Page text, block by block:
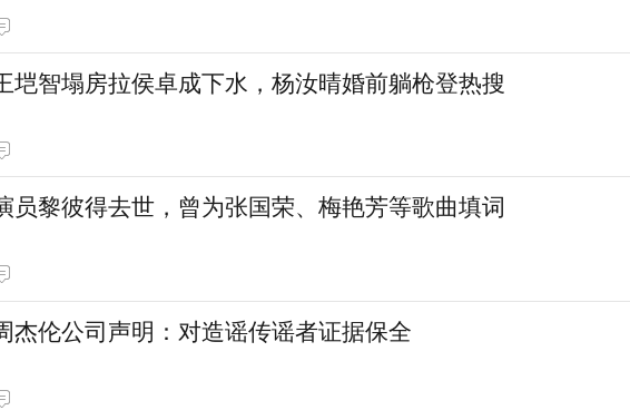
垲智塌房拉侯卓成下水，杨汝晴婚前躺枪登热搜
员黎彼得去世，曾为张国荣、梅艳芳等歌曲填词
杰伦公司声明：对造谣传谣者证据保全